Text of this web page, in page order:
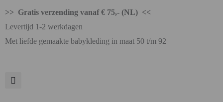
>> Gratis verzending vanaf € 75,- (NL) <<
Levertijd 1-2 werkdagen
Met liefde gemaakte babykleding in maat 50 t/m 92